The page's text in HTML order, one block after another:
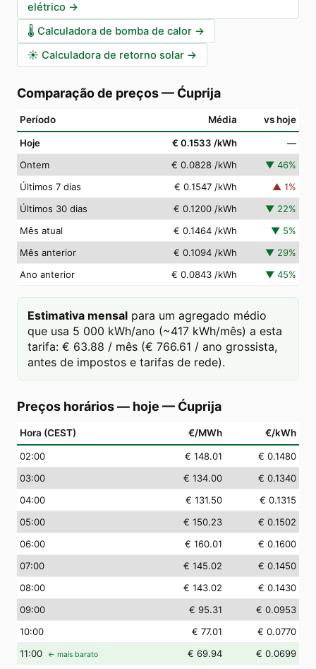
elétrico →
🌡️ Calculadora de bomba de calor →
☀️ Calculadora de retorno solar →
Comparação de preços— Ćuprija
Período Média vs hoje
Hoje € 0.1533 /kWh
—
Ontem
€ 0.0828 /kWh ▼ 46%
Últimos 7 dias
€ 0.1547 /kWh ▲ 1%
Últimos 30 dias
€ 0.1200 /kWh ▼ 22%
Mês atual
€ 0.1464 /kWh ▼ 5%
Mês anterior
€ 0.1094 /kWh ▼ 29%
Ano anterior
€ 0.0843 /kWh ▼ 45%
Estimativa mensal para um agregado médio
que usa 5 000 kWh/ano (~417 kWh/mês) a esta
tarifa: € 63.88 / mês (€ 766.61 / ano grossista,
antes de impostos e tarifas de rede).
Preços horários — hoje — Ćuprija
Hora (CEST) €/MWh €/kWh
02:00 € 148.01
€ 0.1480
03:00 € 134.00
€ 0.1340
04:00 € 131.50
€ 0.1315
05:00 € 150.23
€ 0.1502
06:00 € 160.01
€ 0.1600
07:00 € 145.02
€ 0.1450
08:00 € 143.02
€ 0.1430
09:00 € 95.31
€ 0.0953
10:00 € 77.01
€ 0.0770
11:00 ← mais barato € 69.94
€ 0.0699